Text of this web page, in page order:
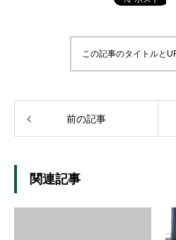
この記事のタイトルと
前の記事
関連記事